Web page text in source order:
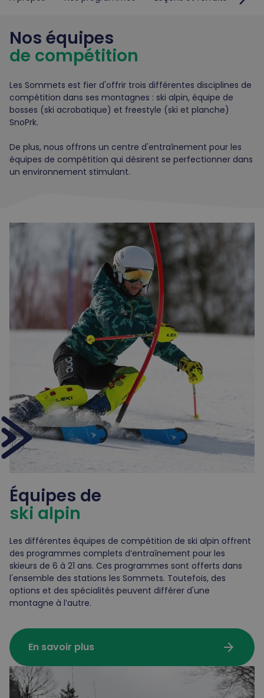
Nos équipes
de compétition
Les Sommets est fier d'offrir trois différentes disciplines de
compétition dans ses montagnes : ski alpin, équipe de
bosses (ski acrobatique) et freestyle (ski et planche)
SnoPrk.
De plus, nous offrons un centre d'entraînement pour les
équipes de compétition qui désirent se perfectionner dans
un environnement stimulant.
Équipes de
ski alpin
Les différentes équipes de compétition de ski alpin offrent
des programmes complets d’entraînement pour les
skieurs de 6 à 21 ans. Ces programmes sont offerts dans
l'ensemble des stations les Sommets. Toutefois, des
options et des spécialités peuvent différer d'une
montagne à l’autre.
En savoir plus arrow_forward